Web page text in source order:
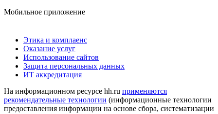
Мобильное приложение
Этика и комплаенс
Оказание услуг
Использование сайтов
Защита персональных данных
ИТ аккредитация
На информационном ресурсе hh.ru применяются
рекомендательные технологии (информационные технологии
предоставления информации на основе сбора, систематизации